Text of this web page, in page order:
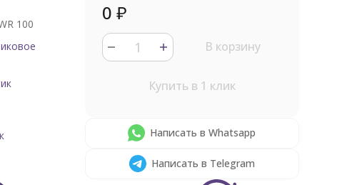
100
0 ₽
В корзину
Купить в 1 клик
Написать в Whatsapp
Написать в Telegram